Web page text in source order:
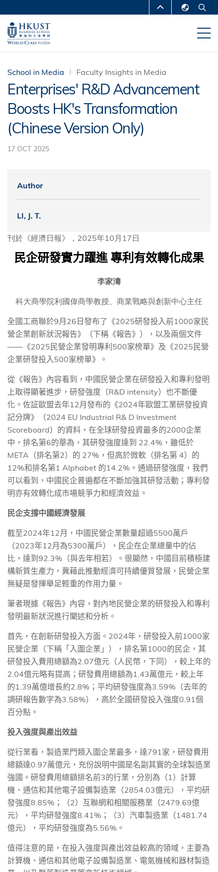
main
content
MORE ABOUT HKUST
UNIVERSITY NEWS
DEPARTMENTS A-Z
LIFE@HKUST LIBRARY
MAP & DIRECTIONS CAREERS AT HKUST
FACULTY PROFILES ABOUT HKUST
School in Media Faculty Insights in Media
Enterprises' R&D Advancement
Boosts HK's Transformation
(Chinese Version Only)
17 OCT 2025
Author
LI, J. T.
刊於《經濟日報》，2025年10月17日
民企研發實力躍進 專利有效轉化成果
李家濤
科大商學院利國偉商學教授、商業戰略與創新中心主任
全國工商聯於9月 26 日發布了《2025研發投入前1000家民
營企業創新狀況報告》（下稱《報告》），以及兩個文件
——《2025 民營企業發明專利 500家榜單》及《2025 民營
企業研發投入500家榜單》。
從《報告》內容看到，中國民營企業在研發投入和專利發明
上取得顯著進步，研發強度（R&D intensity）也不斷優
化。佐証歐盟去年12月發布的《2024年歐盟工業研發投資
記分牌》（2024 EU Industrial R& D Investment
Scoreboard）的資料，在全球研發投資最多的2000企業
中，排名第6的華為，其研發強度達到 22.4% ，雖低於
META （排名第2）的 27% ，但高於微軟（排名第 4）的
12%和排名第1 Alphabet 的14.2% 。通過研發強度，我們
可以看到，中國民企普遍都在不斷加強其研發活動；專利發
明亦有效轉化成市場競爭力和經濟效益。
民企支撐中國經濟發展
截至2024年12月，中國民營企業數量超過5500萬戶
（2023年12月為5300萬戶），民企在企業總量中的佔
比，達到 92.3% （與去年相若）。很顯然，中國目前積極建
構新質生產力，冀藉此推動經濟可持續優質發展，民營企業
無疑是發揮舉足輕重的作用力量。
筆者現據《報告》內容，對內地民營企業的研發投入和專利
發明最新狀況進行闡述和分析。
首先，在創新研發投入方面。 2024年，研發投入前1000家
民營企業（下稱「入圍企業」），排名第1000的民企，其
研發投入費用總額為2.07億元（人民幣，下同），較上年的
2.04億元略有提高；研發費用總額為1.43萬億元，較上年
的1.39萬億增長約2.8% ；平均研發強度為3.59% （去年的
調研報告數字為3.58%），高於全國研發投入強度0.91個
百分點。
投入強度與產出效益
從行業看，製造業門類入圍企業最多，達791家，研發費用
總額達0.97萬億元，充份說明中國是名副其實的全球製造業
強國。研發費用總額排名前3的行業，分別為（1）計算
機、通信和其他電子設備製造業（2854.03億元），平均研
發強度8.85% ；（2）互聯網和相關服務業（2479.69億
元），平均研發強度8.41% ；（3）汽車製造業（1481.74
億元），平均研發強度為5.56% 。
值得注意的是，在投入強度與產出效益較高的領域，主要為
計算機、通信和其他電子設備製造業、電氣機械和器材製造